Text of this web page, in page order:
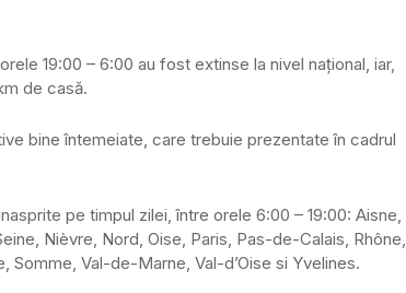
19:00 – 6:00 au fost extinse la nivel național, iar,
de casă.
bine întemeiate, care trebuie prezentate în cadrul
pe timpul zilei, între orele 6:00 – 19:00: Aisne,
Nièvre, Nord, Oise, Paris, Pas-de-Calais, Rhône,
Val-de-Marne, Val-d’Oise si Yvelines.